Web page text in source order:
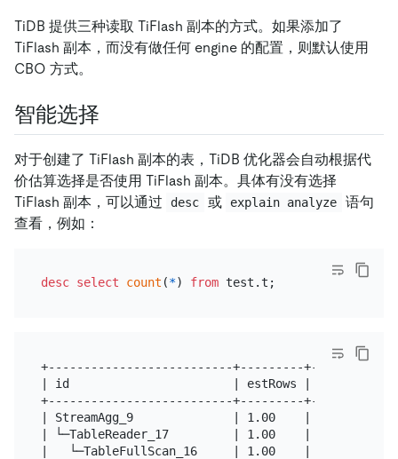
TiDB 提供三种读取 TiFlash 副本的方式。如果添加了
TiFlash 副本，而没有做任何 engine 的配置，则默认使用
CBO 方式。
智能选择
对于创建了 TiFlash 副本的表，TiDB 优化器会自动根据代
价估算选择是否使用 TiFlash 副本。具体有没有选择
TiFlash 副本，可以通过
desc 或 explain analyze
语句
查看，例如：
desc select count (*) from
+--------------------------+---------
| id                       | estRows | task
+--------------------------+---------
| StreamAgg_9              | 1.00    | root
| └─TableReader_17         | 1.00    | root
|   └─TableFullScan_16     | 1.00    |